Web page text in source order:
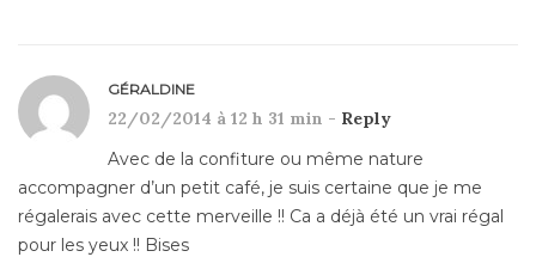
GÉRALDINE
22/02/2014 à 12 h 31 min - Reply
Avec de la confiture ou même nature
accompagner d’un petit café, je suis certaine que je me
régalerais avec cette merveille !! Ca a déjà été un vrai régal
pour les yeux !! Bises